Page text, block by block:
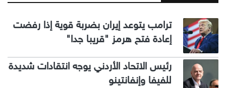
ترامب يتوعد إيران بضربة قوية إذا رفضت
إعادة فتح هرمز "قريبا جدا"
رئيس الاتحاد الأردني يوجه انتقادات شديدة
للفيفا وإنفانتينو